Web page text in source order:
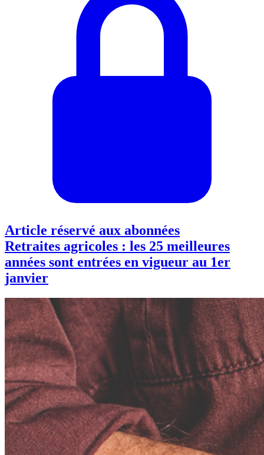
Article réservé aux abonnées
Retraites agricoles : les 25 meilleures
années sont entrées en vigueur au 1er
janvier